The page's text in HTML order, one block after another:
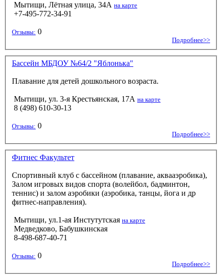
Мытищи, Лётная улица, 34А на карте
+7-495-772-34-91
Отзывы: 0
Подробнее>>
Бассейн МБДОУ №64/2 "Яблонька"
Плавание для детей дошкольного возраста.
Мытищи, ул. 3-я Крестьянская, 17А на карте
8 (498) 610-30-13
Отзывы: 0
Подробнее>>
Фитнес Факультет
Спортивный клуб с бассейном (плавание, аквааэробика),
Залом игровых видов спорта (волейбол, бадминтон,
теннис) и залом аэробики (аэробика, танцы, йога и др
фитнес-направления).
Мытищи, ул.1-ая Инстутутская на карте
Медведково, Бабушкинская
8-498-687-40-71
Отзывы: 0
Подробнее>>